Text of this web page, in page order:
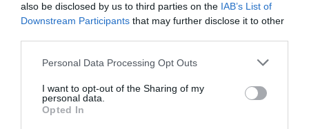
also be disclosed by us to third parties on the IAB’s List of
Downstream Participants that may further disclose it to other
Personal Data Processing Opt Outs
I want to opt-out of the Sharing of my
personal data.
Opted In
INTERNACIONAL
La bomba de Hiroshima no perseguía a
Occidente, la de Nagasaki sí: era la ciudad
Eulogio López 08/08/26 06:00